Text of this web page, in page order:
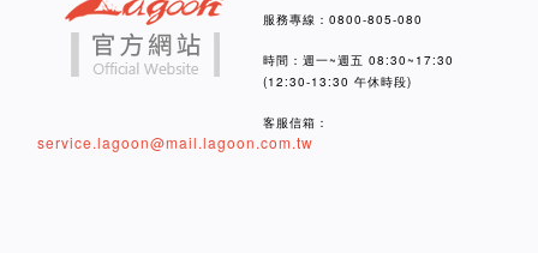
服務專線：0800-805-080
時間：週一~週五 08:30~17:30
(12:30-13:30 午休時段)
客服信箱：
service.lagoon@mail.lagoon.com.tw